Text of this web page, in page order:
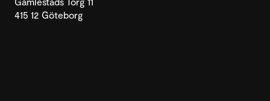
415 12 Göteborg